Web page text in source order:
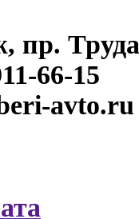
пр.
66-15
avto.ru